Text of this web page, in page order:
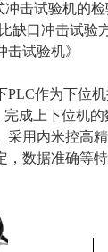
冲击试验机的检
缺口冲击试验
击试验机》
PLC作为下位
完成上下位机
采用内米控高
数据准确等特